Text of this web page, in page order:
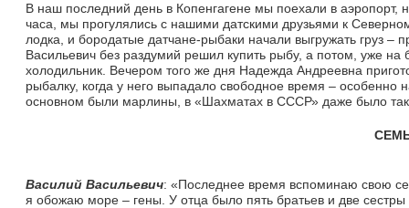
В наш последний день в Копенгагене мы поехали в
часа, мы прогулялись с нашими датскими друзьями к
лодка, и бородатые датчане-рыбаки начали выгружать груз
Васильевич без раздумий решил купить рыбу, а потом, уже
холодильник. Вечером того же дня Надежда Андреевна
рыбалку, когда у него выпадало свободное время – особенно
основном были марлины, в «Шахматах в СССР» даже было
Василий Васильевич: «Последнее время вспоминаю свою
я обожаю море – гены. У отца было пять братьев и две сестры